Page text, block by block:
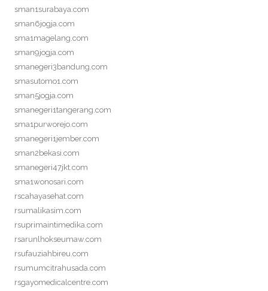
sman1surabaya.com
sman6jogja.com
sma1magelang.com
sman9jogja.com
smanegeri3bandung.com
smasutomo1.com
sman5jogja.com
smanegeri1tangerang.com
sma1purworejo.com
smanegeri1jember.com
sman2bekasi.com
smanegeri47jkt.com
sma1wonosari.com
rscahayasehat.com
rsumalikasim.com
rsuprimaintimedika.com
rsarunlhokseumaw.com
rsufauziahbireu.com
rsumumcitrahusada.com
rsgayomedicalcentre.com